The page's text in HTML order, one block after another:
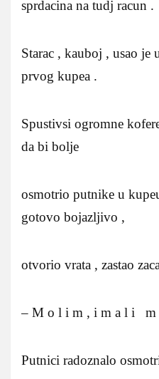
sprdacina na tudj racun .
Starac , kauboj , usao je
prvog kupea .
Spustivsi ogromne
da bi bolje
osmotrio putnike u
gotovo bojazljivo ,
otvorio vrata , zastao
– M o l i m , i m a l i m
Putnici radoznalo